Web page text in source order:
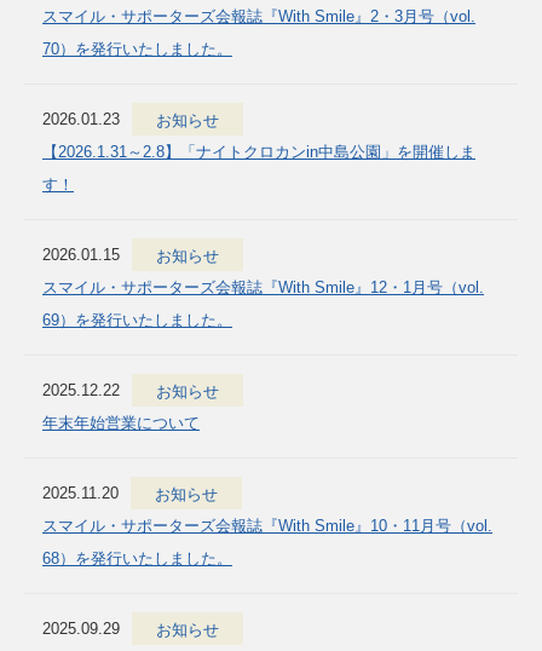
スマイル・サポーターズ会報誌『With Smile』2・3月号（vol.
70）を発行いたしました。
2026.01.23
お知らせ
【2026.1.31～2.8】「ナイトクロカンin中島公園」を開催しま
す！
2026.01.15
お知らせ
スマイル・サポーターズ会報誌『With Smile』12・1月号（vol.
69）を発行いたしました。
2025.12.22
お知らせ
年末年始営業について
2025.11.20
お知らせ
スマイル・サポーターズ会報誌『With Smile』10・11月号（vol.
68）を発行いたしました。
2025.09.29
お知らせ